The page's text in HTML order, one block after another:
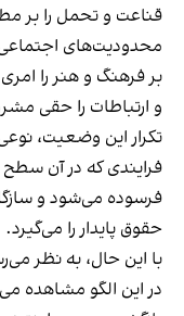
قناعت و تحمل را بر
محدودیت‌های اجتماعی
بر فرهنگ و هنر را
و ارتباطات را حقی
تکرار این وضعیت،
فرایندی که در آن
فرسوده می‌شود و
حقوق پایدار را می‌گیرد.
با این حال، به نظر
در این الگو مشاهده